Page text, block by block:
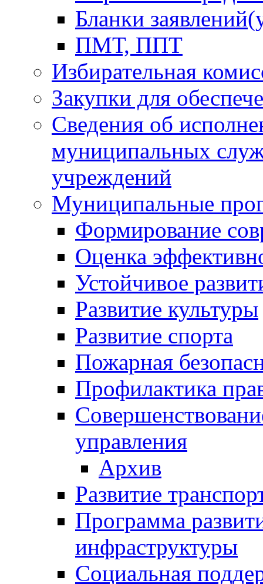
Бланки
ПМТ, ППТ
Избирательная
Закупки для
Сведения об
муниципальных
учреждений
Муниципальные
Формирование
Оценка
Устойчивое
Развитие культуры
Развитие спорта
Пожарная
Профилактика
управления
Архив
Развитие
Программа
инфраструктуры
Социальная